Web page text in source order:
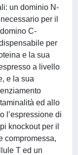
un dominio N-
per il
C-
per
e la sua
a livello
e la sua
ed allo
l’espressione di
knockout per il
compromessa,
T ed un